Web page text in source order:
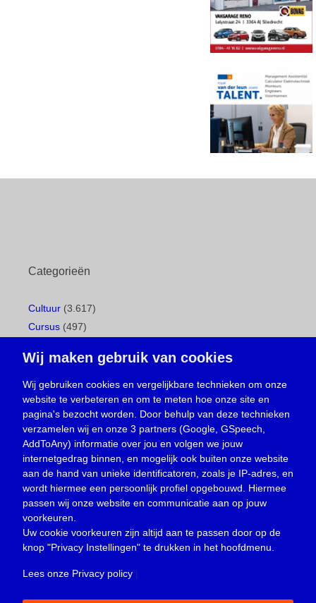
Categorieën
Cultuur (3.617)
Cursus (497)
Gemeentepagina(104)
Ingezonden brief(538)
Media(156)
Nieuws (23.330)
Oproep(734)
Overlijden(39)
Podcast(18)
prijsvraag (5)
Religie (1.438)
Service(226)
Wij maken gebruik van cookies
Wij gebruiken cookies en vergelijkbare technieken om onze
website te verbeteren en om te meten hoe onze site en
pagina's bezocht worden. Door behulp van deze technieken
verzamelen wij en onze 3 partners (Google, GSpeech,
AddToAny) informatie over jou en volgen we jouw
internetgedrag binnen, en mogelijk ook buiten onze website
aan de hand van unieke identificatoren, zoals je IP-adres, en
wordt hiermee een persoonlijk profiel opgebouwd. Hiermee
passen wij onze website en communicatie aan op jouw
voorkeuren.
Uw cookie voorkeuren zijn altijd aan te passen door op de
knop "Privacy Instellingen" te drukken in het hoofdmenu.
Lees onze Privacy policy |